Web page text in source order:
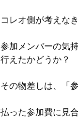
コレオ側が考えな
参加メンバーの気
行えたかどうか？
その物差しは、「
払った参加費に見